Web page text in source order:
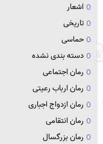
اشعار
تاریخی
حماسی
دسته بندی نشده
رمان اجتماعی
رمان ارباب رعیتی
رمان ازدواج اجباری
رمان انتقامی
رمان بزرگسال